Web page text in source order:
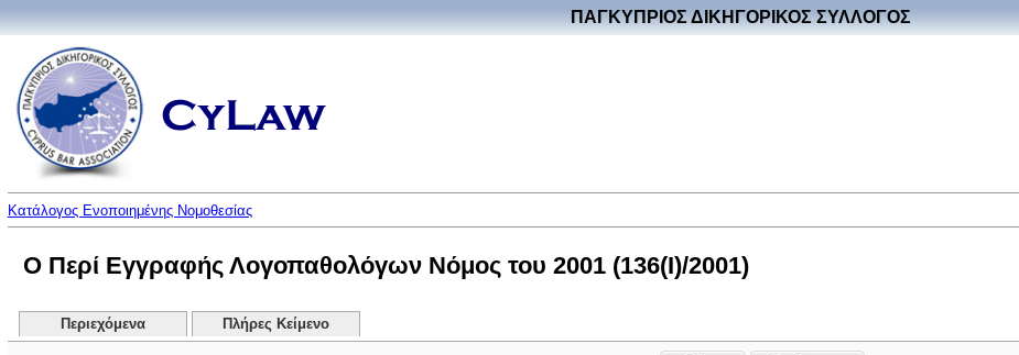
ΠΑΓΚΥΠΡΙΟΣ ΔΙΚΗΓΟΡΙΚΟΣ ΣΥΛΛΟΓΟΣ
Κατάλογος Ενοποιημένης Νομοθεσίας
Ο Περί Εγγραφής Λογοπαθολόγων Νόμος του 2001 (136(I)/2001)
Περιεχόμενα Πλήρες Κείμενο